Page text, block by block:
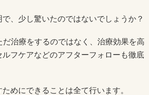
、少し驚いたのではないでしょうか？
治療をするのではなく、治療効果を高
フケアなどのアフターフォローも徹底
めにできることは全て行います。